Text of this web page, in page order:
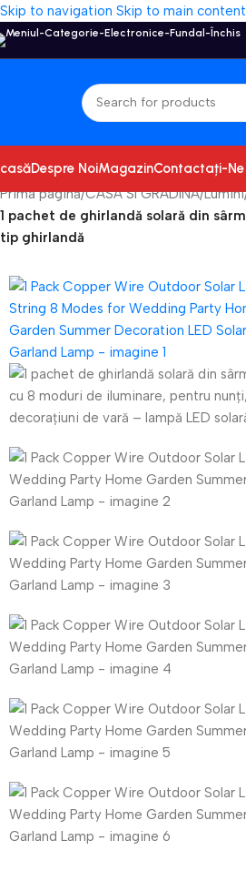
Skip to navigation Skip to main content
Despre NoiMagazinContactați-Ne
Prima pagină/CASA SI GRADINA/Lumini
1 pachet de ghirlandă solară din
tip ghirlandă